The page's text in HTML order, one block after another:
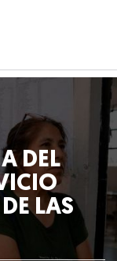
DEL
LAS